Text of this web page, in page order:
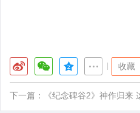
收藏
下一篇： 《纪念碑谷2》神作归来